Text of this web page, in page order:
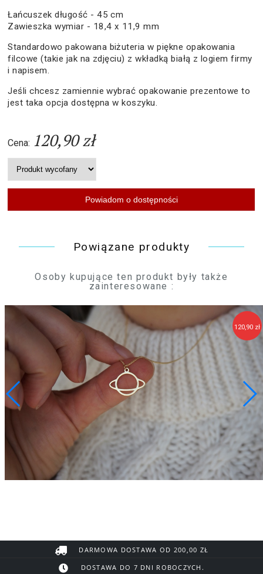
Łańcuszek długość - 45 cm
Zawieszka wymiar - 18,4 x 11,9 mm
Standardowo pakowana biżuteria w piękne opakowania
filcowe (takie jak na zdjęciu) z wkładką białą z logiem firmy
i napisem.
Jeśli chcesz zamiennie wybrać opakowanie prezentowe to
jest taka opcja dostępna w koszyku.
Cena: 120,90 zł
Powiązane produkty
Osoby kupujące ten produkt były także
zainteresowane :
120,90 zł
DARMOWA DOSTAWA OD 200,00 ZŁ
DOSTAWA DO 7 DNI ROBOCZYCH.